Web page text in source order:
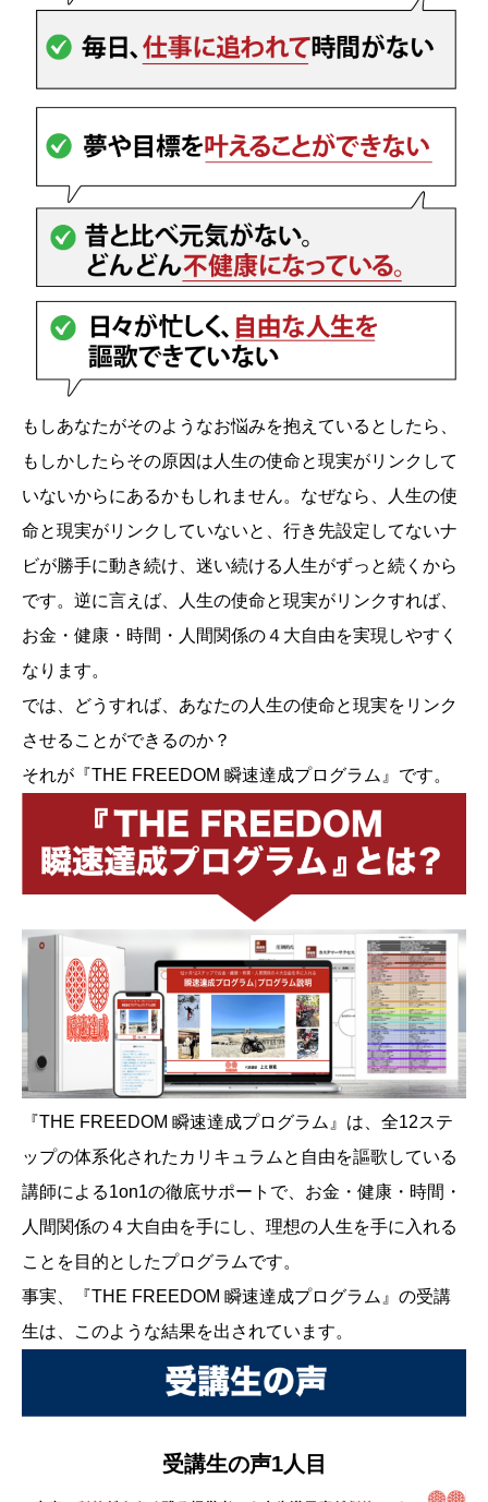
もしあなたがそのようなお悩みを抱えているとしたら、
もしかしたらその原因は人生の使命と現実がリンクして
いないからにあるかもしれません。なぜなら、人生の使
命と現実がリンクしていないと、行き先設定してないナ
ビが勝手に動き続け、迷い続ける人生がずっと続くから
です。逆に言えば、人生の使命と現実がリンクすれば、
お金・健康・時間・人間関係の４大自由を実現しやすく
なります。
では、どうすれば、あなたの人生の使命と現実をリンク
させることができるのか？
それが『THE FREEDOM 瞬速達成プログラム』です。
『THE FREEDOM 瞬速達成プログラム』は、全12ステ
ップの体系化されたカリキュラムと自由を謳歌している
講師による1on1の徹底サポートで、お金・健康・時間・
人間関係の４大自由を手にし、理想の人生を手に入れる
ことを目的としたプログラムです。
事実、『THE FREEDOM 瞬速達成プログラム』の受講
生は、このような結果を出されています。
受講生の声1人目